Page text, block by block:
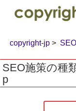
copyright-jp > SEO
SEO施策の種
p